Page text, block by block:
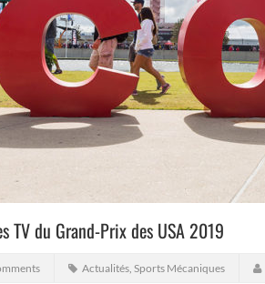
TV du Grand-Prix des USA 2019
Actualités, Sports Mécaniques